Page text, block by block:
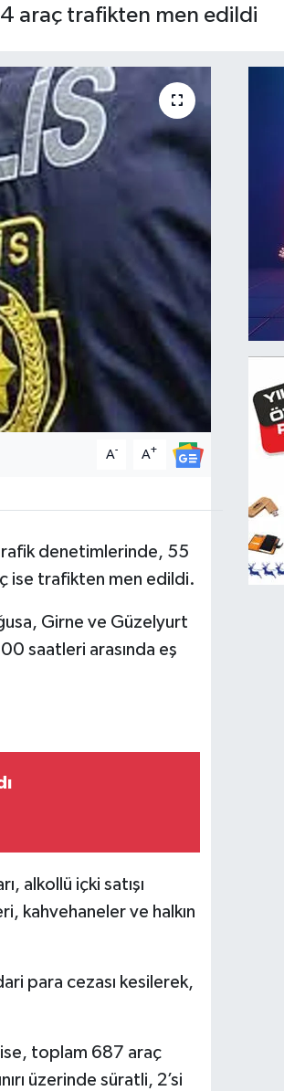
araç trafikten men edildi
A- A+
trafik denetimlerinde, 55
ise trafikten men edildi.
Girne ve Güzelyurt
saatleri arasında eş
alkollü içki satışı
kahvehaneler ve halkın
para cezası kesilerek,
toplam 687 araç
üzerinde süratli, 2’si